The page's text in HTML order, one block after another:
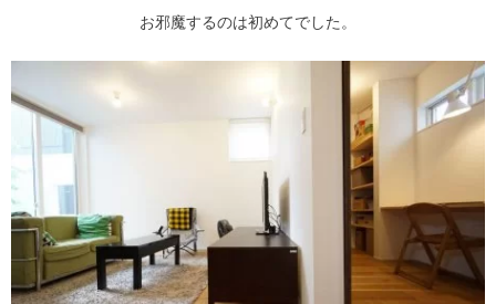
お邪魔するのは初めてでした。